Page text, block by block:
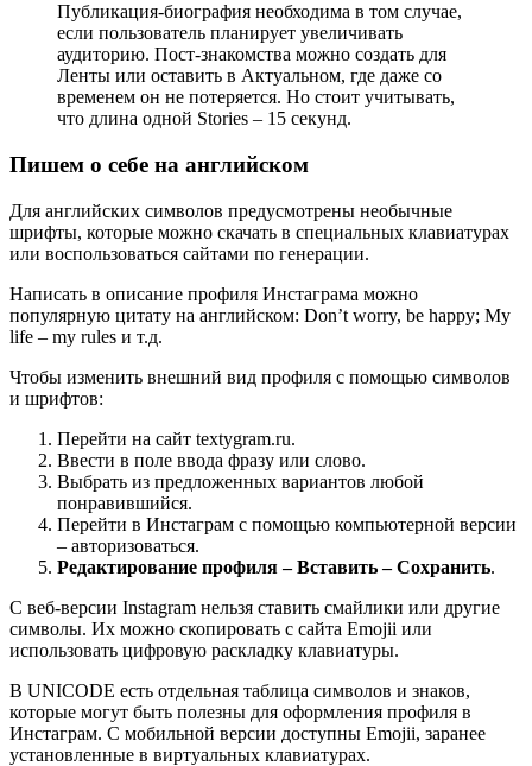
Публикация-биография необходима в том случае,
если пользователь планирует увеличивать
аудиторию. Пост-знакомства можно создать для
Ленты или оставить в Актуальном, где даже со
временем он не потеряется. Но стоит учитывать,
что длина одной Stories – 15 секунд.
Пишем о себе на английском
Для английских символов предусмотрены необычные
шрифты, которые можно скачать в специальных клавиатурах
или воспользоваться сайтами по генерации.
Написать в описание профиля Инстаграма можно
популярную цитату на английском: Don’t worry, be happy; My
life – my rules и т.д.
Чтобы изменить внешний вид профиля с помощью символов
и шрифтов:
Перейти на сайт textygram.ru.
Ввести в поле ввода фразу или слово.
Выбрать из предложенных вариантов любой
понравившийся.
Перейти в Инстаграм с помощью компьютерной версии
– авторизоваться.
Редактирование профиля – Вставить – Сохранить.
С веб-версии Instagram нельзя ставить смайлики или другие
символы. Их можно скопировать с сайта Emojii или
использовать цифровую раскладку клавиатуры.
В UNICODE есть отдельная таблица символов и знаков,
которые могут быть полезны для оформления профиля в
Инстаграм. С мобильной версии доступны Emojii, заранее
установленные в виртуальных клавиатурах.